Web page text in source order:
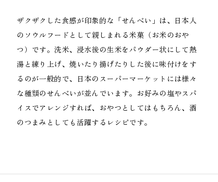
ザクザクした食感が印象的な「せんべい」は、日本人
のソウルフードとして親しまれる米菓（お米のおや
つ）です。洗米、浸水後の生米をパウダー状にして熱
湯と練り上げ、焼いたり揚げたりした後に味付けをす
るのが一般的で、日本のスーパーマーケットには様々
な種類のせんべいが並んでいます。お好みの塩やスパ
イスでアレンジすれば、おやつとしてはもちろん、酒
のつまみとしても活躍するレシピです。